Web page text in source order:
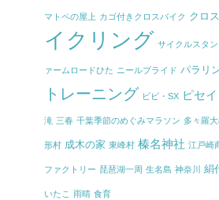
マトペの屋上 カゴ付きクロスバイク クロ
イクリング サイクルスタ
ァームロードひた ニールプライド パラリ
トレーニング ビビ・SX ピセイ
滝 三春 千葉季節のめぐみマラソン 多々羅
形村 成木の家 東峰村 榛名神社 江戸崎
ファクトリー 琵琶湖一周 生名島 神奈川 絹
いたこ 雨晴 食育